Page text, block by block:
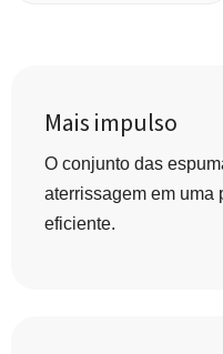
Mais impulso
O conjunto das
aterrissagem em uma
eficiente.